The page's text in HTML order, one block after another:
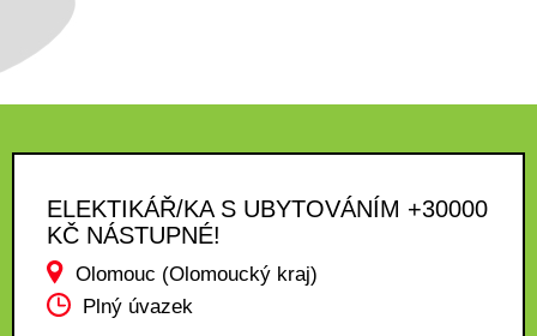
ELEKTIKÁŘ/KA S UBYTOVÁNÍM +30000
KČ NÁSTUPNÉ!
Olomouc (Olomoucký kraj)
Plný úvazek